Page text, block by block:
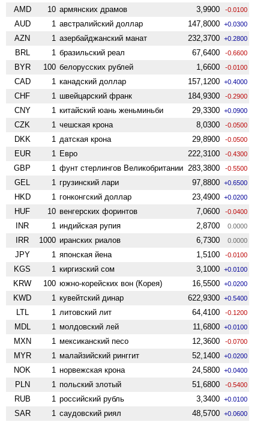
AMD 10 армянских драмов 3,9900 -0.0100
AUD 1 австралийский доллар 147,8000 +0.0300
AZN 1 азербайджанский манат 232,3700 +0.2800
BRL 1 бразильский реал 67,6400 -0.6600
BYR 100 белорусских рублей 1,6600 -0.0100
CAD 1 канадский доллар 157,1200 +0.4000
CHF 1 швейцарский франк 184,9300 -0.2900
CNY 1 китайский юань женьминьби 29,3300 +0.0900
CZK 1 чешская крона 8,0300 -0.0500
DKK 1 датская крона 29,8900 -0.0500
EUR 1 Евро 222,3100 -0.4300
GBP 1 фунт стерлингов Велико­британии 283,3800 -0.5500
GEL 1 грузинский лари 97,8800 +0.6500
HKD 1 гонконгский доллар 23,4900 +0.0200
HUF 10 венгерских форинтов 7,0600 -0.0400
INR 1 индийская рупия 2,8700 0.0000
IRR 1000 иранских риалов 6,7300 0.0000
JPY 1 японская йена 1,5100 -0.0100
KGS 1 киргизский сом 3,1000 +0.0100
KRW 100 южно-корейских вон (Корея) 16,5500 +0.0200
KWD 1 кувейтский динар 622,9300 +0.5400
LTL 1 литовский лит 64,4100 -0.1200
MDL 1 молдовский лей 11,6800 +0.0100
MXN 1 мексиканский песо 12,3600 -0.0700
MYR 1 малайзийский ринггит 52,1400 +0.0200
NOK 1 норвежская крона 24,5800 +0.0400
PLN 1 польский злотый 51,6800 -0.5400
RUB 1 российский рубль 3,3400 +0.0100
SAR 1 саудовский риял 48,5700 +0.0600